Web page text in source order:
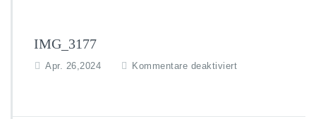
IMG_3177
Apr. 26,2024 Kommentare deaktiviert